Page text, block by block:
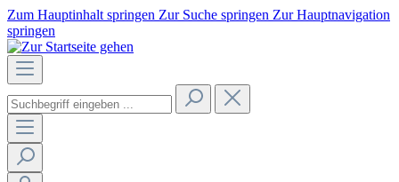
Zum Hauptinhalt springen Zur Suche springen Zur Hauptnavigation
springen